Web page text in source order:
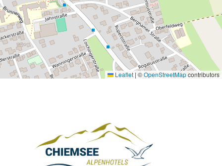
Leaflet | ©OpenStreetMapcontributors